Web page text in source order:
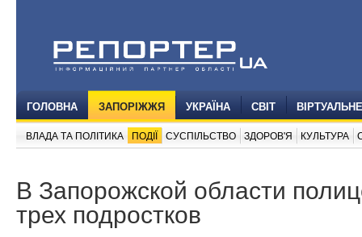
ГОЛОВНА ЗАПОРІЖЖЯ УКРАЇНА СВІТ
ВЛАДА ТА ПОЛІТИКА ПОДІЇ СУСПІЛЬСТВО ЗДОРОВ'Я КУЛЬТУРА
В Запорожской области
трех подростков